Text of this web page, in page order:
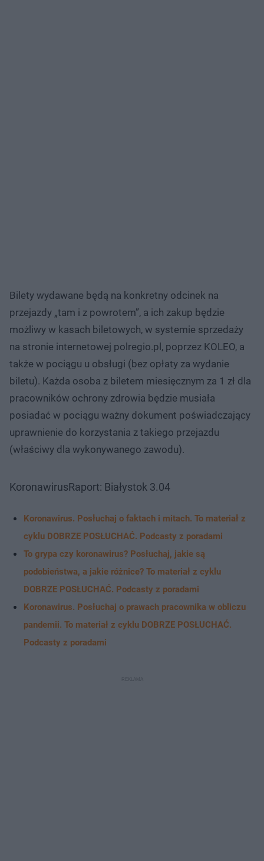
Bilety wydawane będą na konkretny odcinek na
przejazdy „tam i z powrotem”, a ich zakup będzie
możliwy w kasach biletowych, w systemie sprzedaży
na stronie internetowej polregio.pl, poprzez KOLEO, a
także w pociągu u obsługi (bez opłaty za wydanie
biletu). Każda osoba z biletem miesięcznym za 1 zł dla
pracowników ochrony zdrowia będzie musiała
posiadać w pociągu ważny dokument poświadczający
uprawnienie do korzystania z takiego przejazdu
(właściwy dla wykonywanego zawodu).
KoronawirusRaport: Białystok 3.04
Koronawirus. Posłuchaj o faktach i mitach. To materiał z
cyklu DOBRZE POSŁUCHAĆ. Podcasty z poradami
To grypa czy koronawirus? Posłuchaj, jakie są
podobieństwa, a jakie różnice? To materiał z cyklu
DOBRZE POSŁUCHAĆ. Podcasty z poradami
Koronawirus. Posłuchaj o prawach pracownika w obliczu
pandemii. To materiał z cyklu DOBRZE POSŁUCHAĆ.
Podcasty z poradami